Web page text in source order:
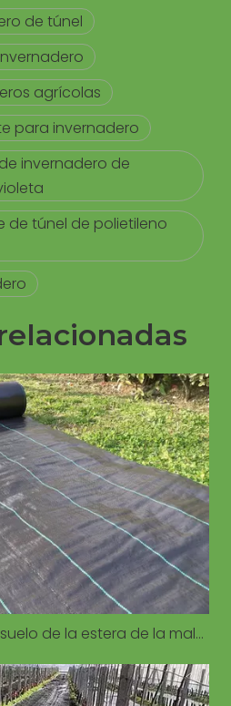
de túnel
agrícolas
para invernadero
invernadero de
de túnel de polietileno
Cubierta agrícola del suelo de la estera de la mala hierba para la cubierta del suelo del control de la agricultura del jardín del invernadero